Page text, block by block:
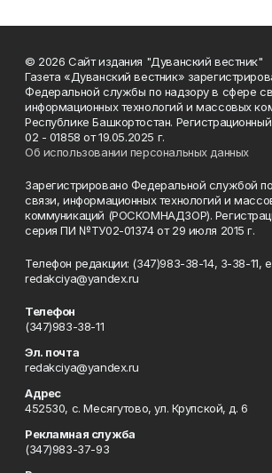
© 2026 Сайт издания "Дуванский вестник"
Газета «Дуванский вестник»
Федеральной службы по надзору в сфере
информационных технологий и массовых
Республике Башкортостан.
02 - 01858 от 19.05.2025 г.
Об использовании персональных данных
Зарегистрировано Федеральной службой
связи, информационных технологий и
коммуникаций (РОСКОМНАДЗОР).
серия ПИ №ТУ02-01374 от 29 июля 2015 г.
Телефон редакции: (347)983-38-14, 3-38-11,
redakciya@yandex.ru
Телефон
(347)983-38-11
Эл. почта
redakciya@yandex.ru
Адрес
452530, с. Месягутово, ул. Крупской, д. 6
Рекламная служба
(347)983-37-93